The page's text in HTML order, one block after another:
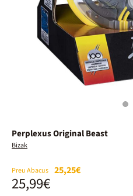
1
Perplexus Original Beast
Bizak
Preu Abacus 25,25€
25,99€